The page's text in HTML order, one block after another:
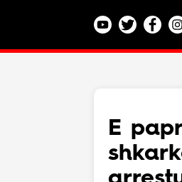
Bota
Argëtim
E